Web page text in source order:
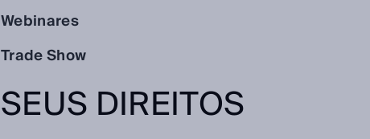
Webinares
Trade Show
SEUS DIREITOS